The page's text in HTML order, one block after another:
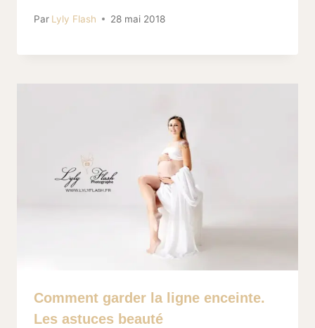
Par Lyly Flash 28 mai 2018
Comment garder la ligne enceinte.
Les astuces beauté